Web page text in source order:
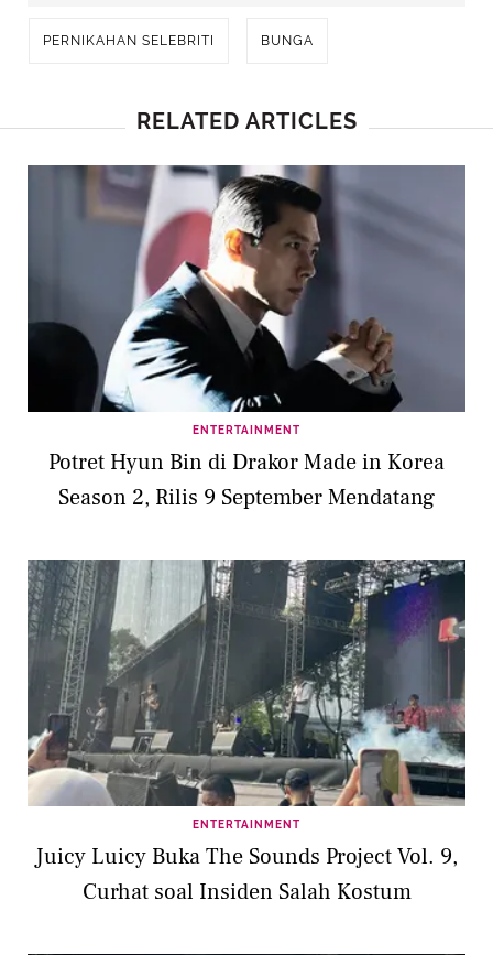
PERNIKAHAN SELEBRITI BUNGA
RELATED ARTICLES
ENTERTAINMENT
Potret Hyun Bin di Drakor Made in Korea
Season 2, Rilis 9 September Mendatang
ENTERTAINMENT
Juicy Luicy Buka The Sounds Project Vol. 9,
Curhat soal Insiden Salah Kostum